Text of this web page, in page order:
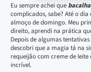
Eu sempre achei que
complicados, sabe? Até o
almoço de domingo. Meu
direito, aprendi na prática
Depois de algumas
descobri que a magia tá na
requeijão com creme de
incrível.